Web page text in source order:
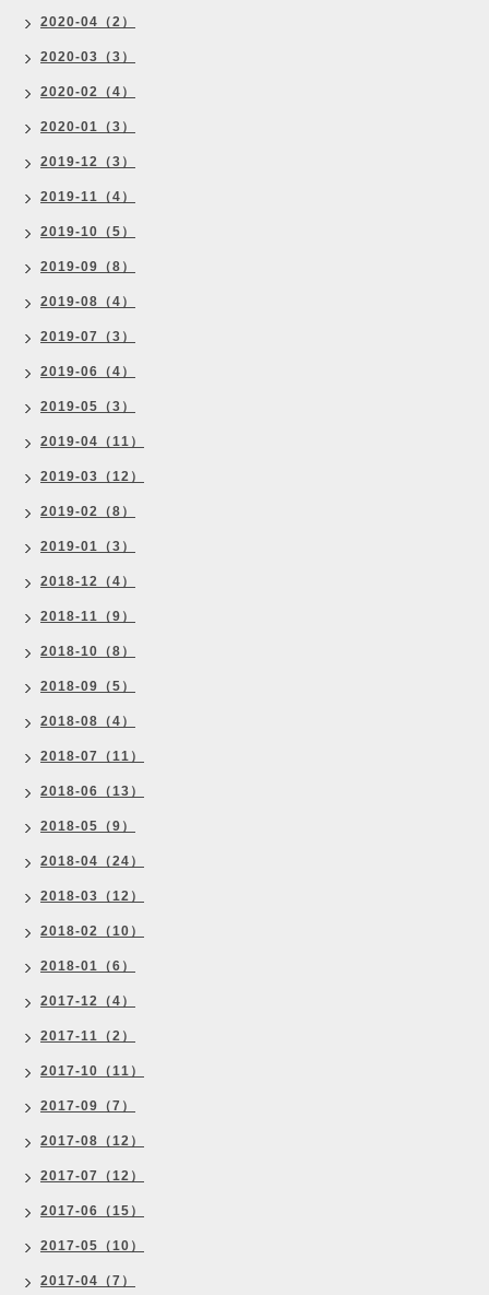
2020-04（2）
2020-03（3）
2020-02（4）
2020-01（3）
2019-12（3）
2019-11（4）
2019-10（5）
2019-09（8）
2019-08（4）
2019-07（3）
2019-06（4）
2019-05（3）
2019-04（11）
2019-03（12）
2019-02（8）
2019-01（3）
2018-12（4）
2018-11（9）
2018-10（8）
2018-09（5）
2018-08（4）
2018-07（11）
2018-06（13）
2018-05（9）
2018-04（24）
2018-03（12）
2018-02（10）
2018-01（6）
2017-12（4）
2017-11（2）
2017-10（11）
2017-09（7）
2017-08（12）
2017-07（12）
2017-06（15）
2017-05（10）
2017-04（7）